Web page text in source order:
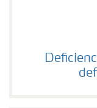
Deficiencia de